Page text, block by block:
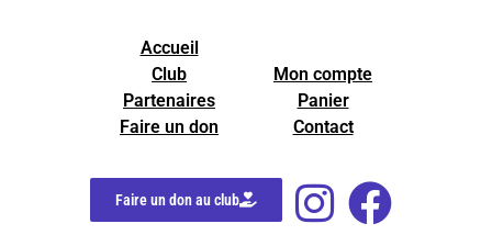
Accueil
Club
Partenaires
Faire un don
Mon compte
Panier
Contact
Faire un don au club